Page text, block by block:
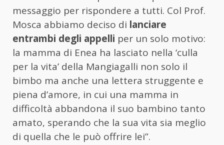
messaggio per rispondere a tutti. Col Prof.
Mosca abbiamo deciso di lanciare
entrambi degli appelli per un solo motivo:
la mamma di Enea ha lasciato nella ‘culla
per la vita’ della Mangiagalli non solo il
bimbo ma anche una lettera struggente e
piena d’amore, in cui una mamma in
difficoltà abbandona il suo bambino tanto
amato, sperando che la sua vita sia meglio
di quella che le può offrire lei”.